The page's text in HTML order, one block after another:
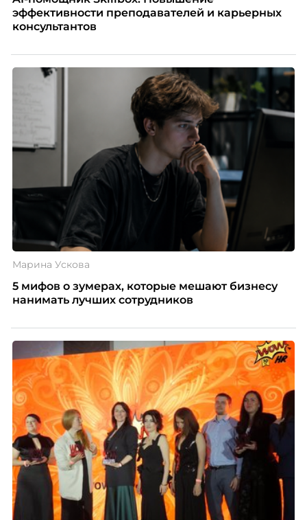
эффективности преподавателей и карьерных
консультантов
Марина Ускова
5 мифов о зумерах, которые мешают бизнесу
нанимать лучших сотрудников